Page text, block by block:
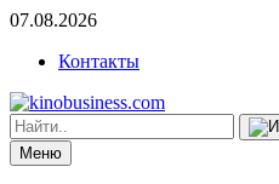
07.08.2026
Контакты
Меню